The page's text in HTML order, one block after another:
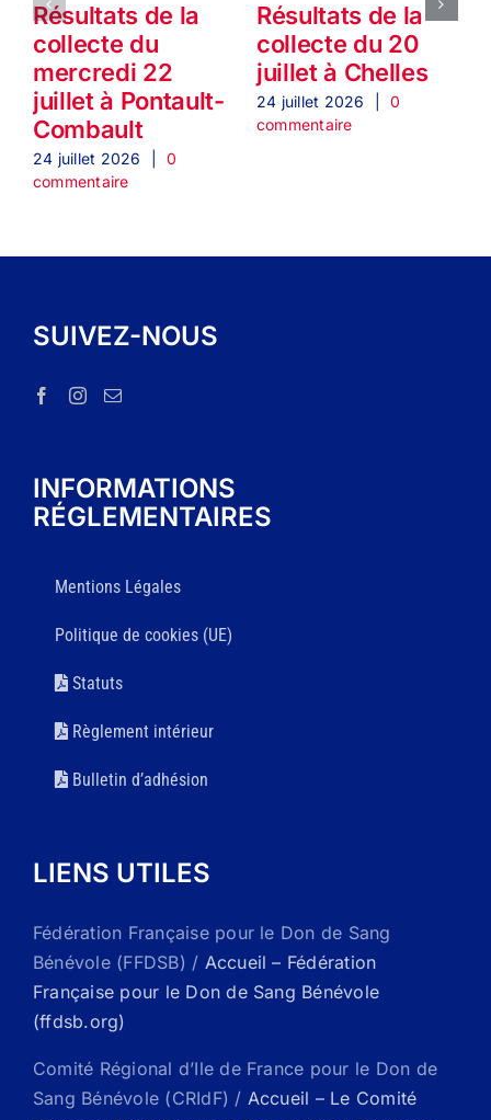
Résultats de la
collecte du
mercredi 22
juillet à Pontault-
Combault
24 juillet 2026
0
commentaire
Résultats de la
collecte du 20
juillet à Chelles
24 juillet 2026
0
commentaire
SUIVEZ-NOUS
INFORMATIONS
RÉGLEMENTAIRES
Mentions Légales
Politique de cookies (UE)
Statuts
Règlement intérieur
Bulletin d’adhésion
LIENS UTILES
Fédération Française pour le Don de Sang
Bénévole (FFDSB) / Accueil – Fédération
Française pour le Don de Sang Bénévole
(ffdsb.org)
Comité Régional d’Ile de France pour le Don de
Sang Bénévole (CRIdF) / Accueil – Le Comité